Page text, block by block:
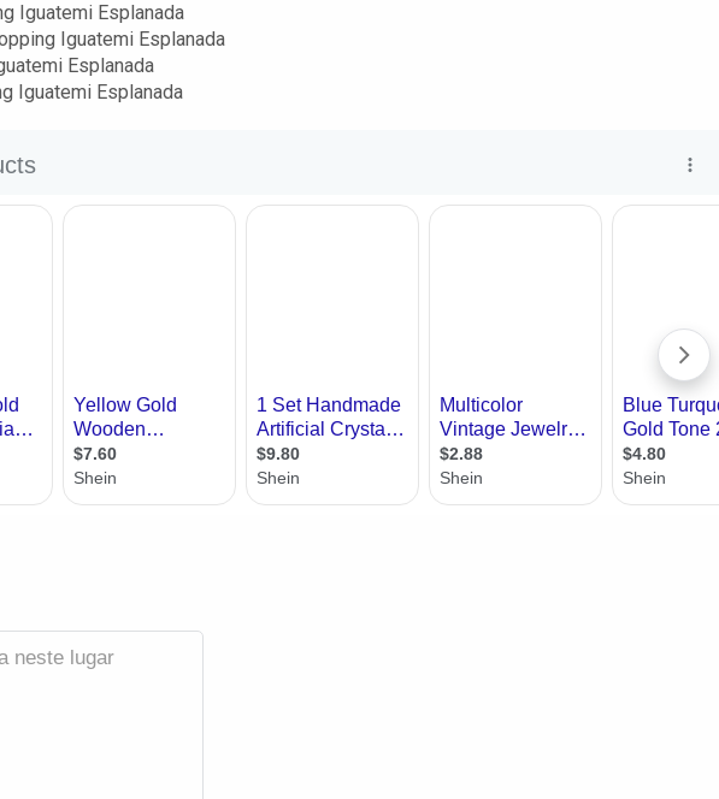
Iguatemi Esplanada
Iguatemi Esplanada
Esplanada
Iguatemi Esplanada